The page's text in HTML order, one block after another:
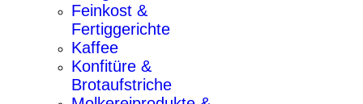
Feinkost &
Fertiggerichte
Kaffee
Konfitüre &
Brotaufstriche